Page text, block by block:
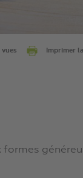
vues Imprimer
formes